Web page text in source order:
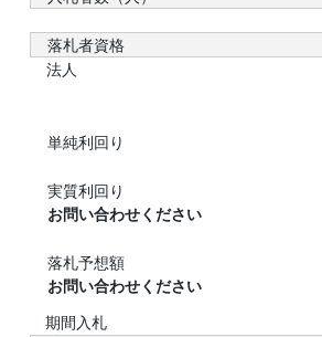
落札者資格
法人
単純利回り
実質利回り
お問い合わせください
落札予想額
お問い合わせください
期間入札